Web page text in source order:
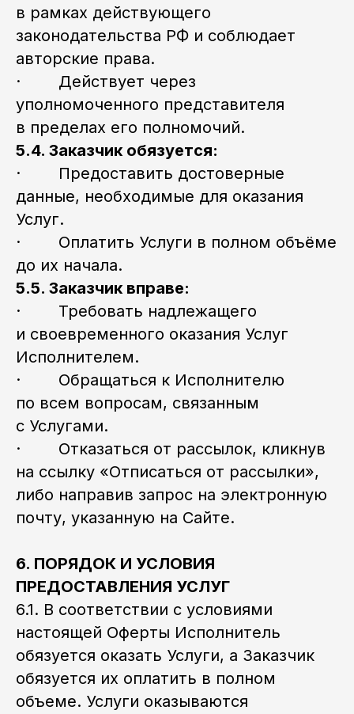
в рамках действующего
законодательства РФ и соблюдает
авторские права.
· Действует через
уполномоченного представителя
в пределах его полномочий.
5.4. Заказчик обязуется:
· Предоставить достоверные
данные, необходимые для оказания
Услуг.
· Оплатить Услуги в полном объёме
до их начала.
5.5. Заказчик вправе:
· Требовать надлежащего
и своевременного оказания Услуг
Исполнителем.
· Обращаться к Исполнителю
по всем вопросам, связанным
с Услугами.
· Отказаться от рассылок, кликнув
на ссылку «Отписаться от рассылки»,
либо направив запрос на электронную
почту, указанную на Сайте.
6. ПОРЯДОК И УСЛОВИЯ
ПРЕДОСТАВЛЕНИЯ УСЛУГ
6.1. В соответствии с условиями
настоящей Оферты Исполнитель
обязуется оказать Услуги, а Заказчик
обязуется их оплатить в полном
объеме. Услуги оказываются